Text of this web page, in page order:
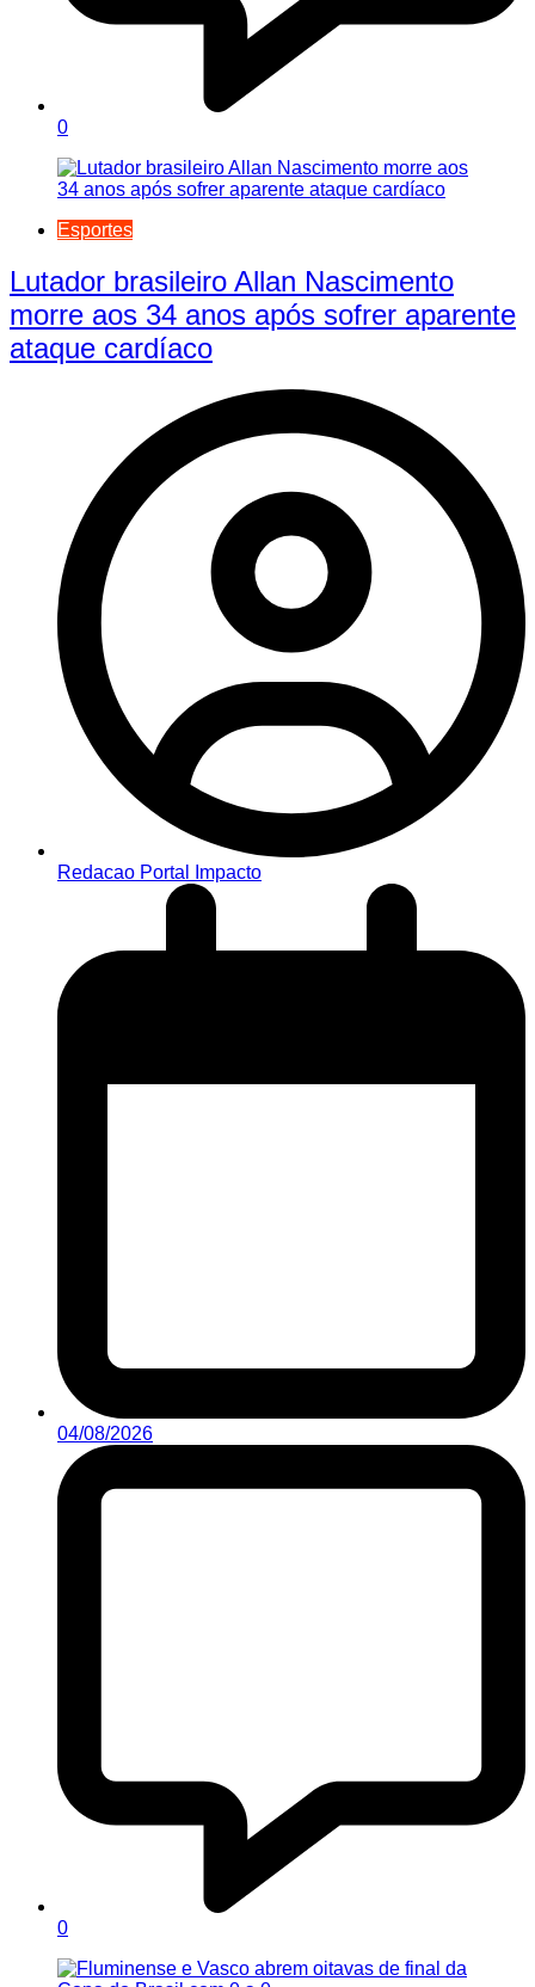
0
Esportes
Lutador brasileiro Allan Nascimento
morre aos 34 anos após sofrer aparente
ataque cardíaco
Redacao Portal Impacto
04/08/2026
0